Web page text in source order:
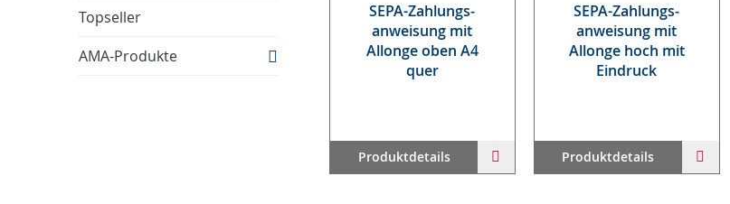
SE­PA-Zah­lungs­
an­wei­sung mit
Al­lon­ge oben A4
quer
Produktdetails
WUNSCHLISTE
HINZUFÜGEN
SE­PA-Zah­lungs­
an­wei­sung mit
Al­lon­ge hoch mit
Ein­druck
Produktdetails
Topseller
AMA-Produkte